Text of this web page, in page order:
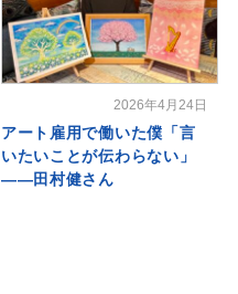
2026年4月24日
アート雇用で働いた僕「言
いたいことが伝わらない」
――田村健さん